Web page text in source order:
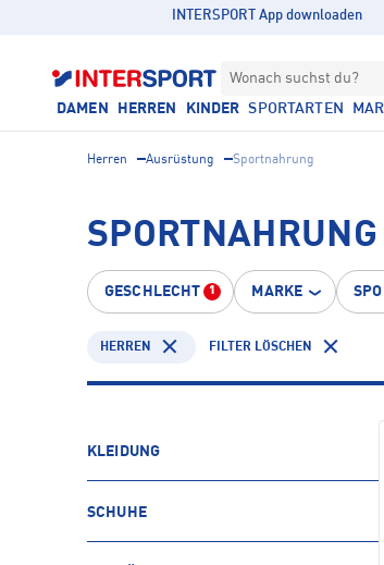
INTERSPORT App downloaden
Wonach suchst du?
DAMEN HERREN KINDER SPORTARTEN
Herren Ausrüstung Sportnahrung
GESCHLECHT 1 MARKE
HERREN FILTER LÖSCHEN
KLEIDUNG
SCHUHE